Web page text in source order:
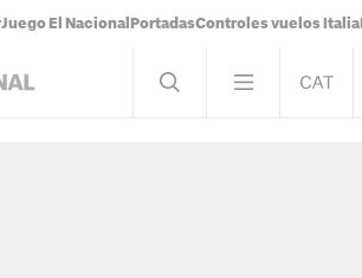
Juego El Nacional PortadasControles vuelos Italia